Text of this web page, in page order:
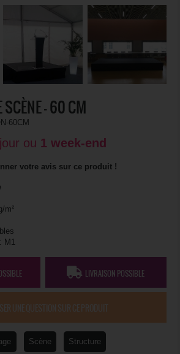
SCÈNE - 60 CM
60CM
ou 1 week-end
votre avis sur ce produit !
m²
M1
LIVRAISON POSSIBLE
UNE QUESTION SUR CE PRODUIT
Scène Structure